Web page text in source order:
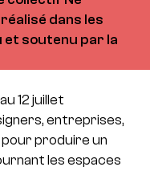
dans les
et soutenu par la
12 juillet
entreprises,
produire un
les espaces